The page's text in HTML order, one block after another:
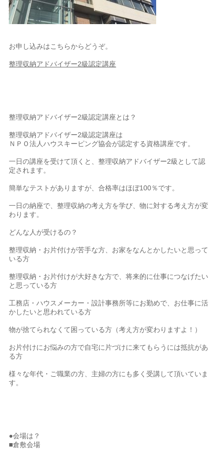
お申し込みはこちらからどうぞ。
整理収納アドバイザー2級認定講座
整理収納アドバイザー2級認定講座とは？
整理収納アドバイザー2級認定講座は
ＮＰＯ法人ハウスキーピング協会が認定する資格講座です。
一日の講座を受けて頂くと、整理収納アドバイザー2級として認
定されます。
簡単なテストがありますが、合格率はほぼ100％です。
一日の納座で、整理収納の考え方を学び、物に対する考え方が変
わります。
どんな人が受けるの？
整理収納・お片付けが苦手な方、お家をなんとかしたいと思って
いる方
整理収納・お片付けが大好きな方で、将来的に仕事につなげたい
と思っている方
工務店・ハウスメーカー・設計事務所等にお勤めで、お仕事に活
かしたいと思われている方
物が捨てられなくて困っている方（考え方が変わりますよ！）
お片付けにお悩みの方で自宅に片づけに来てもらうには抵抗があ
る方
様々な年代・ご職業の方、主婦の方にも多く受講して頂いていま
す。
●会場は？
■倉敷会場